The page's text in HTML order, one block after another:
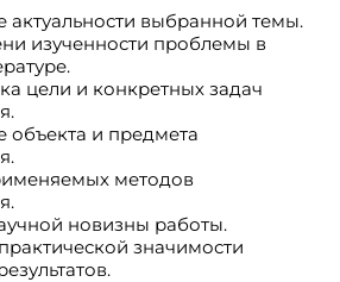
актуальности выбранной темы.
изученности проблемы в
цели и конкретных задач
объекта и предмета
методов
новизны работы.
значимости